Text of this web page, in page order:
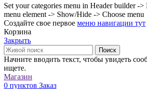
Set your categories menu in Header builder -
menu element -> Show/Hide -> Choose menu
Создайте свое первое меню навигации тут
Корзина
Закрыть
Поиск
Начните вводить текст, чтобы увидеть
ищете.
Магазин
0 пунктов Заказ